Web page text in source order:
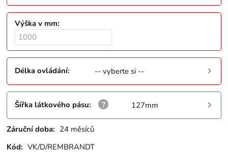
Výška v mm:
Délka ovládání: -- vyberte si --
Šířka látkového pásu: 127mm
Záruční doba: 24 měsíců
Kód: VK/D/REMBRANDT